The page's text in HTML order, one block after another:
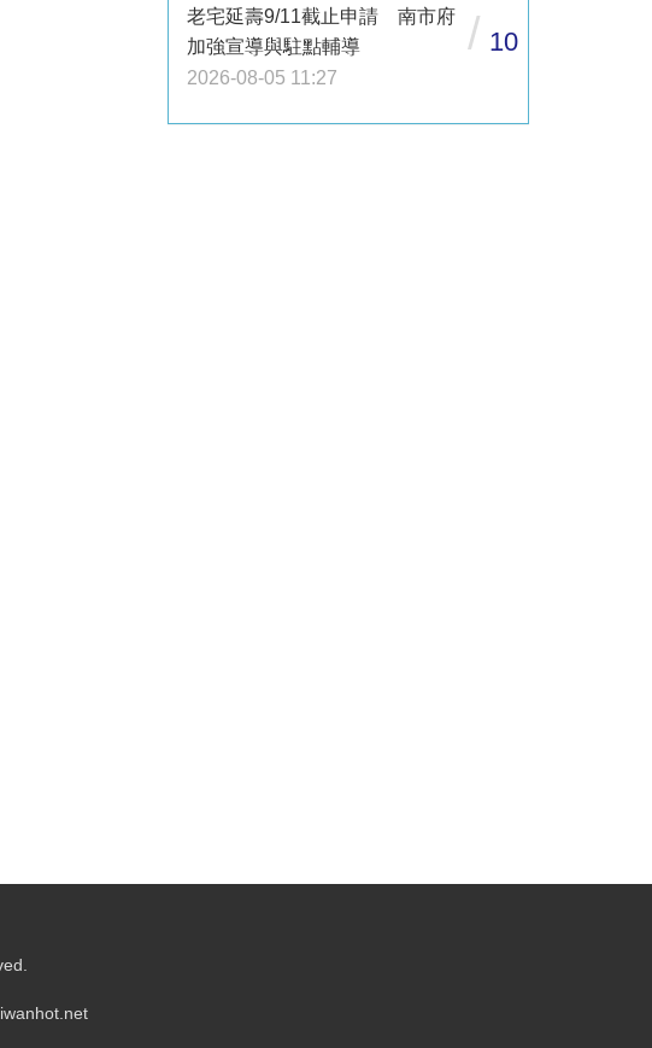
老宅延壽9/11截止申請 南市府
加強宣導與駐點輔導
2026-08-05 11:27
/ 10